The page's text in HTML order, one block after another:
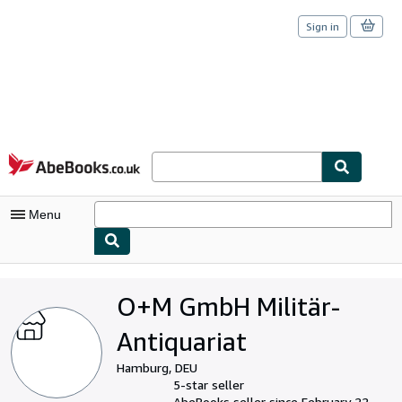
Skip to main content
AbeBooks.co.uk
Sign in
Menu
My Purchases
Sign Off
Advanced Search
O+M GmbH Militär-
Antiquariat
Hamburg, DEU
5-star seller